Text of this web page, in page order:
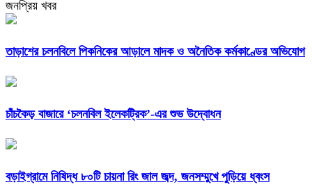
জনপ্রিয় খবর
তাড়াশের চলনবিলে পিকনিকের আড়ালে মাদক ও অনৈতিক কর্মকাণ্ডের অভিযোগ
চাঁচকৈড় বাজারে ‘চলনবিল ইলেকট্রিক’-এর শুভ উদ্বোধন
বড়াইগ্রামে নিষিদ্ধ ৮০টি চায়না রিং জাল জব্দ, জনসম্মুখে পুড়িয়ে ধ্বংস